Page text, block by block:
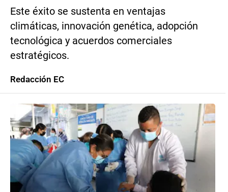
Este éxito se sustenta en ventajas
climáticas, innovación genética, adopción
tecnológica y acuerdos comerciales
estratégicos.
Redacción EC